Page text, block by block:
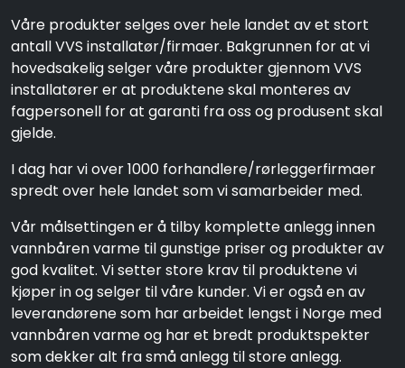
Våre produkter selges over hele landet av et stort
antall VVS installatør/firmaer. Bakgrunnen for at vi
hovedsakelig selger våre produkter gjennom VVS
installatører er at produktene skal monteres av
fagpersonell for at garanti fra oss og produsent skal
gjelde.
I dag har vi over 1000 forhandlere/rørleggerfirmaer
spredt over hele landet som vi samarbeider med.
Vår målsettingen er å tilby komplette anlegg innen
vannbåren varme til gunstige priser og produkter av
god kvalitet. Vi setter store krav til produktene vi
kjøper in og selger til våre kunder. Vi er også en av
leverandørene som har arbeidet lengst i Norge med
vannbåren varme og har et bredt produktspekter
som dekker alt fra små anlegg til store anlegg.